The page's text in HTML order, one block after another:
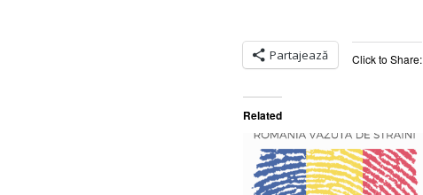
Click to Share:
Partajează
Related